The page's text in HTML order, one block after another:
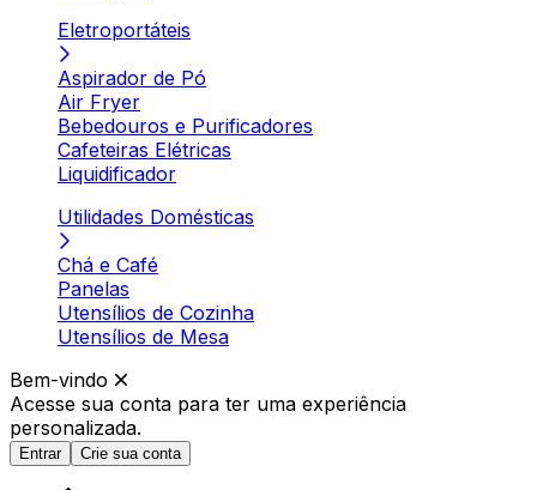
Eletroportáteis
Aspirador de Pó
Air Fryer
Bebedouros e Purificadores
Cafeteiras Elétricas
Liquidificador
Utilidades Domésticas
Chá e Café
Panelas
Utensílios de Cozinha
Utensílios de Mesa
Bem-vindo
Acesse sua conta para ter uma experiência
personalizada.
Entrar Crie sua conta